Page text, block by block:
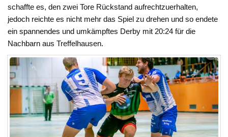
schaffte es, den zwei Tore Rückstand aufrechtzuerhalten,
jedoch reichte es nicht mehr das Spiel zu drehen und so endete
ein spannendes und umkämpftes Derby mit 20:24 für die
Nachbarn aus Treffelhausen.